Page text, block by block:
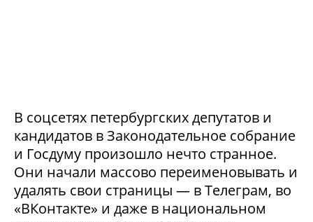
В соцсетях петербургских депутатов и
кандидатов в Законодательное собрание
и Госдуму произошло нечто странное.
Они начали массово переименовывать и
удалять свои страницы — в Телеграм, во
«ВКонтакте» и даже в национальном